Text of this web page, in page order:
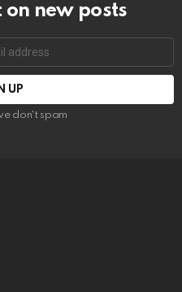
on new posts
don't spam